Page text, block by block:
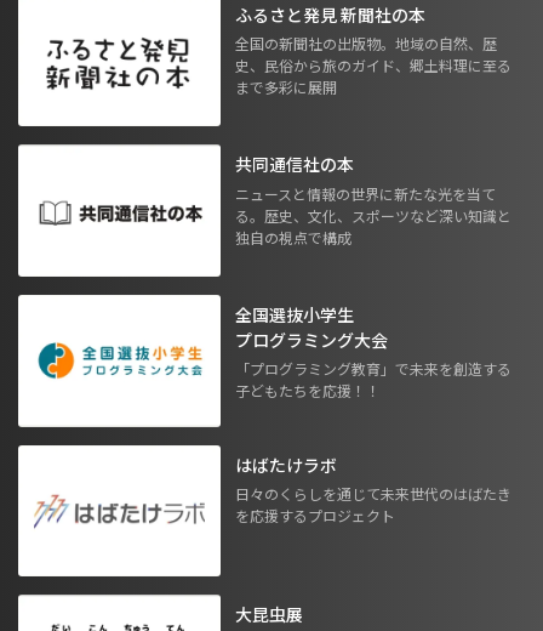
ふるさと発見 新聞社の本
全国の新聞社の出版物。地域の自然、歴
史、民俗から旅のガイド、郷土料理に至る
まで多彩に展開
共同通信社の本
ニュースと情報の世界に新たな光を当て
る。歴史、文化、スポーツなど深い知識と
独自の視点で構成
全国選抜小学生
プログラミング大会
「プログラミング教育」で未来を創造する
子どもたちを応援！！
はばたけラボ
日々のくらしを通じて未来世代のはばたき
を応援するプロジェクト
大昆虫展